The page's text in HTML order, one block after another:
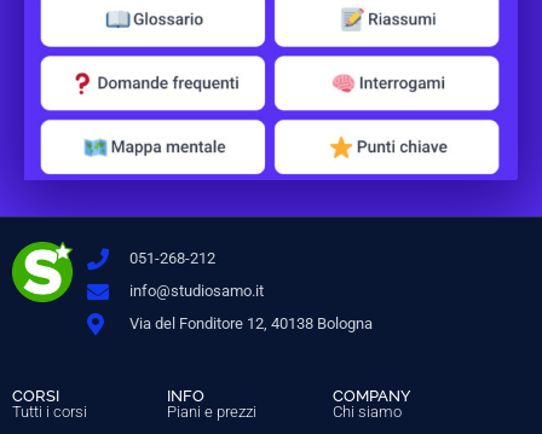
051-268-212
info@studiosamo.it
Via del Fonditore 12, 40138 Bologna
CORSI
Tutti i corsi
INFO
Piani e prezzi
COMPANY
Chi siamo